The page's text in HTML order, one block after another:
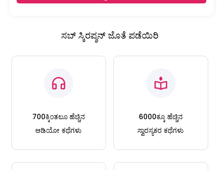
ಸಬ್ ಸ್ಕಿರಪ್ಶನ್ ಜೊತೆ ಪಡೆಯಿರಿ
700ಕ್ಕಿಂತಲೂ ಹೆಚ್ಚಿನ
ಆಡಿಯೋ ಕಥೆಗಳು
6000ಕ್ಕೂ ಹೆಚ್ಚಿನ
ಸ್ವಾರಸ್ಯಕರ ಕಥೆಗಳು